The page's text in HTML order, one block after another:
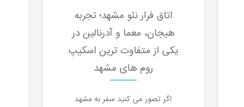
اتاق فرار نئو مشهد؛ تجربه
هیجان، معما و آدرنالین در
یکی از متفاوت ترین اسکیپ
روم های مشهد
اگر تصور می کنید سفر به مشهد